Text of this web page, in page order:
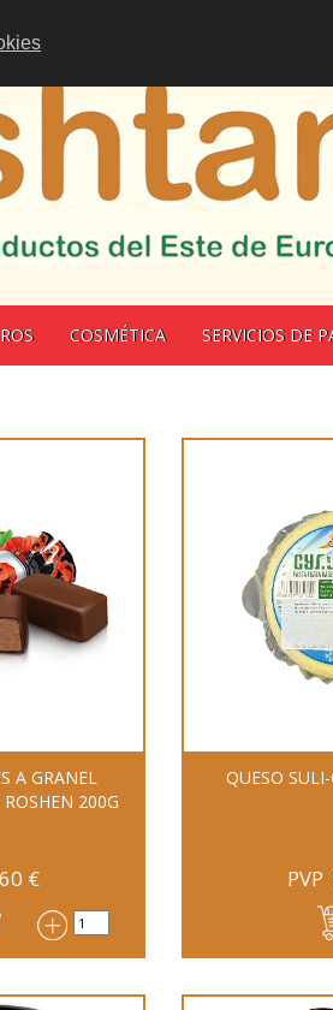
COSMÉTICA SERVICIOS DE
A GRANEL
200G
€
QUESO
PVP